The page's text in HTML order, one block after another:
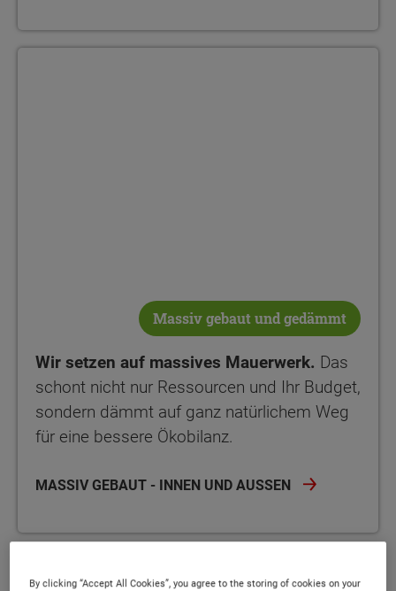
Massiv gebaut und gedämmt
Wir setzen auf massives Mauerwerk. Das
schont nicht nur Ressourcen und Ihr Budget,
sondern dämmt auf ganz natürlichem Weg
für eine bessere Ökobilanz.
MASSIV GEBAUT - INNEN UND AUSSEN
By clicking “Accept All Cookies”, you agree to the storing of cookies on your